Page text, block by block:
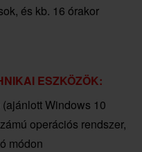
és kb. 16 órakor
ESZKÖZÖK:
Windows 10
operációs rendszer,
módon